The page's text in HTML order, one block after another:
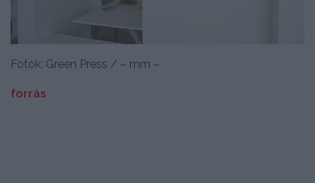
Fotók: Green Press / – mm –
forrás